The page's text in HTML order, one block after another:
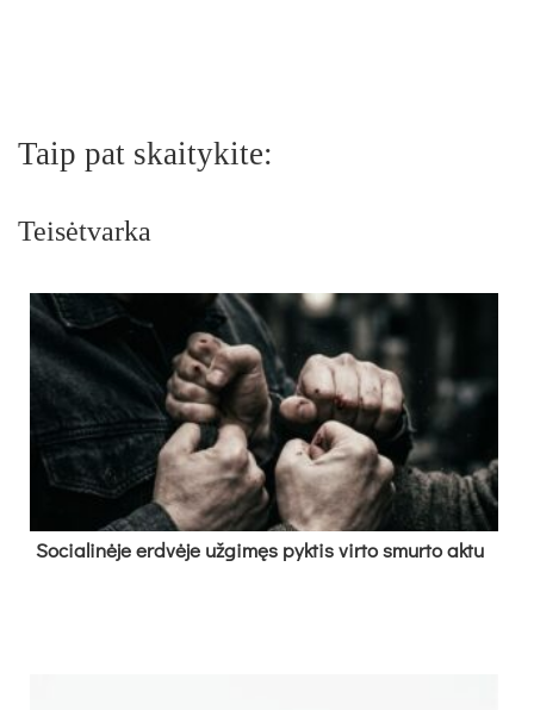
Taip pat skaitykite:
Teisėtvarka
So­cia­li­nė­je erd­vė­je už­gi­męs pyk­tis vir­to smur­to ak­tu